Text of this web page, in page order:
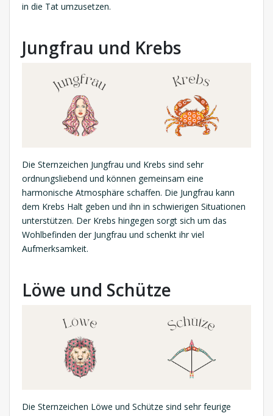
in die Tat umzusetzen.
Jungfrau und Krebs
Die Sternzeichen Jungfrau und Krebs sind sehr
ordnungsliebend und können gemeinsam eine
harmonische Atmosphäre schaffen. Die Jungfrau kann
dem Krebs Halt geben und ihn in schwierigen Situationen
unterstützen. Der Krebs hingegen sorgt sich um das
Wohlbefinden der Jungfrau und schenkt ihr viel
Aufmerksamkeit.
Löwe und Schütze
Die Sternzeichen Löwe und Schütze sind sehr feurige